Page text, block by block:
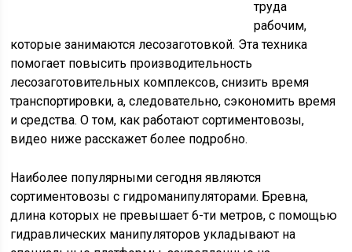
труда
рабочим,
которые занимаются лесозаготовкой. Эта техника
помогает повысить производительность
лесозаготовительных комплексов, снизить время
транспортировки, а, следовательно, сэкономить время
и средства. О том, как работают сортиментовозы,
видео ниже расскажет более подробно.
Наиболее популярными сегодня являются
сортиментовозы с гидроманипуляторами. Бревна,
длина которых не превышает 6-ти метров, с помощью
гидравлических манипуляторов укладывают на